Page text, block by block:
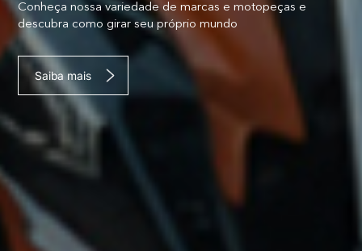
Conheça nossa variedade de marcas e motopeças e
descubra como girar seu próprio mundo
Saiba mais